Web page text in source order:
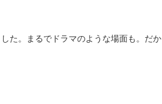
た。まるでドラマのような場面も。だか